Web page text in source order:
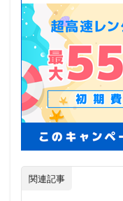
関連記事